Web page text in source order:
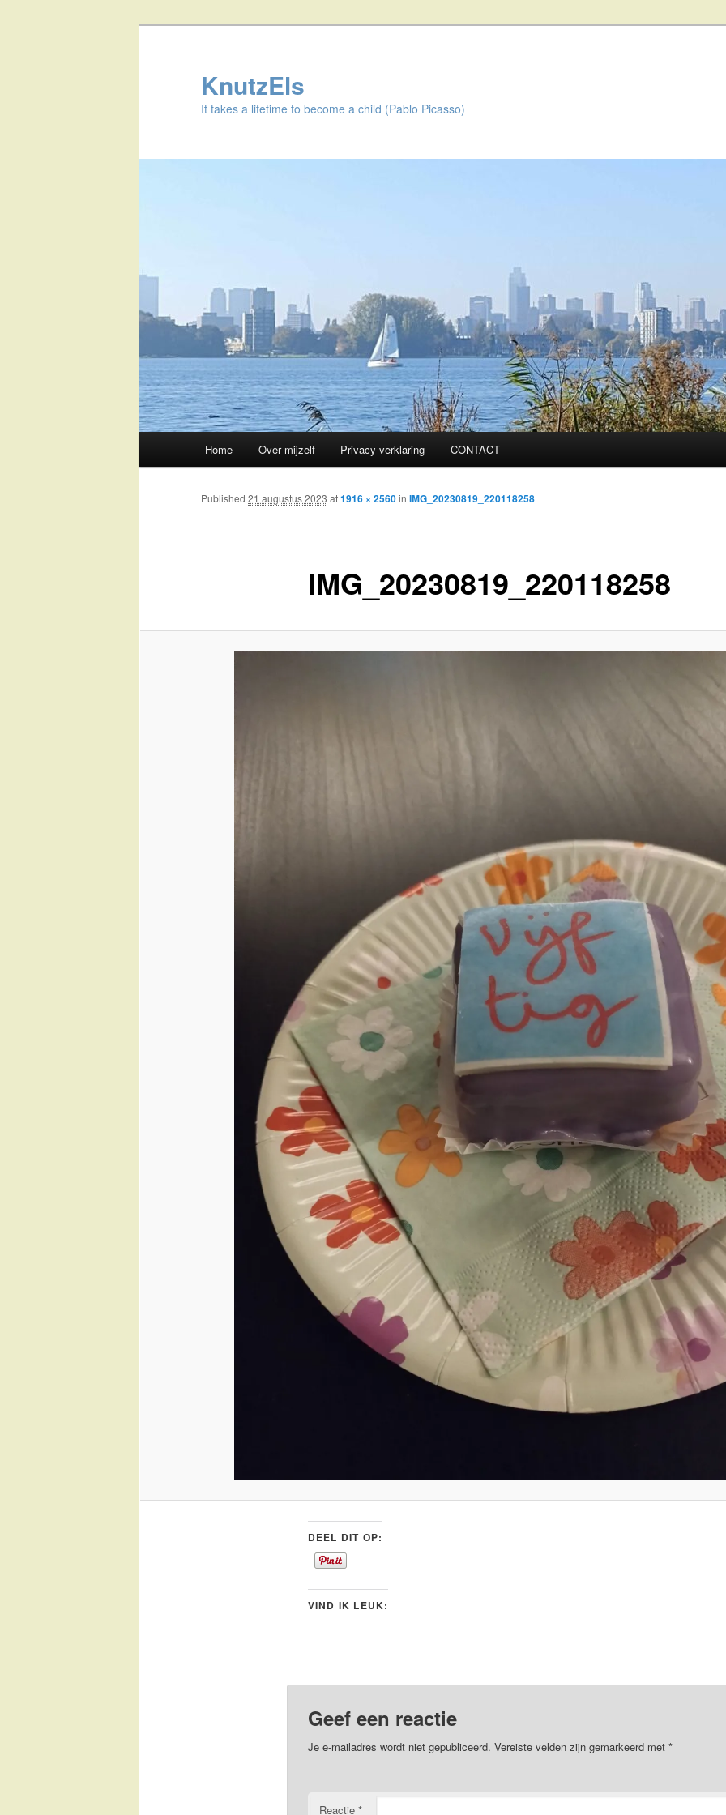
KnutzEls
It takes a lifetime to become a child (Pablo Picasso)
Skip
to
Home Over mijzelf Privacy verklaring CONTACT
IMG_20230819_220118258
Published 21 augustus 2023 at1916 × 2560in IMG_20230819_220118258
DEEL DIT OP:
VIND IK LEUK:
Geef een reactie
Je e-mailadres wordt niet gepubliceerd. Vereiste velden zijn gemarkeerd met *
Reactie *